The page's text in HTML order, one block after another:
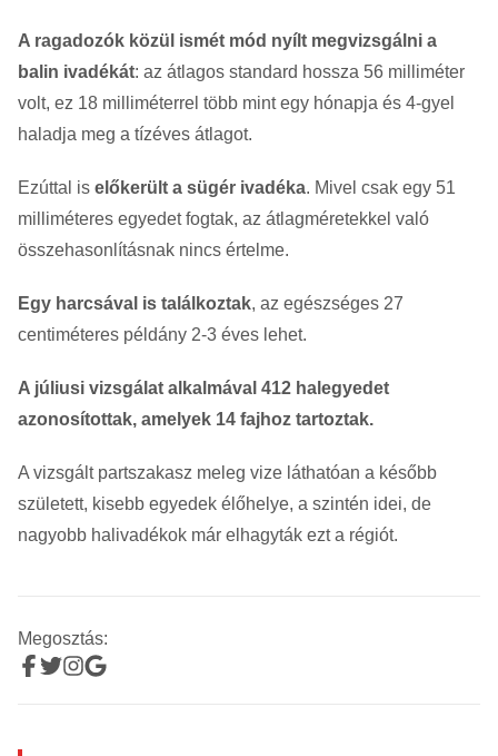
A ragadozók közül ismét mód nyílt megvizsgálni a
balin ivadékát: az átlagos standard hossza 56 milliméter
volt, ez 18 milliméterrel több mint egy hónapja és 4-gyel
haladja meg a tízéves átlagot.
Ezúttal is előkerült a sügér ivadéka. Mivel csak egy 51
milliméteres egyedet fogtak, az átlagméretekkel való
összehasonlításnak nincs értelme.
Egy harcsával is találkoztak, az egészséges 27
centiméteres példány 2-3 éves lehet.
A júliusi vizsgálat alkalmával 412 halegyedet
azonosítottak, amelyek 14 fajhoz tartoztak.
A vizsgált partszakasz meleg vize láthatóan a később
született, kisebb egyedek élőhelye, a szintén idei, de
nagyobb halivadékok már elhagyták ezt a régiót.
Megosztás: